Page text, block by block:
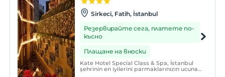
Sirkeci, Fatih, İstanbul
Резервирайте сега, платете по-
късно
Плащане на вноски
Kate Hotel Special Class & Spa, İstanbul
şehrinin en iyilerini parmaklarınızın ucuna